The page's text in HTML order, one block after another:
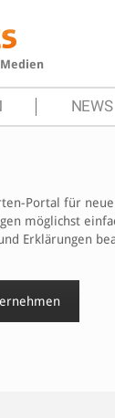
NEWS
Portal für
möglichst
Erklärungen